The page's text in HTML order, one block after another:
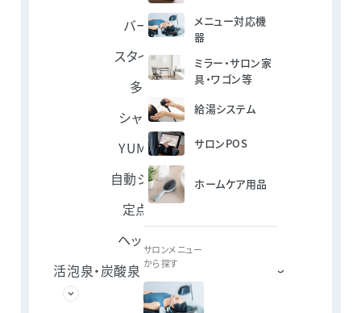
メニュー対応機
器
ミラー・サロン家
具・ワゴン等
給湯システム
サロンPOS
ホームケア用品
サロンメニュー
から探す
バーバーチェア
スタイリングチェア
多機能チェア
シャンプーチェア
YUMEシャンプー
自動シャンプー機器
定点サービス用
ヘッドスパ用機器
活泡泉・炭酸泉 ～水の価値を上げる～